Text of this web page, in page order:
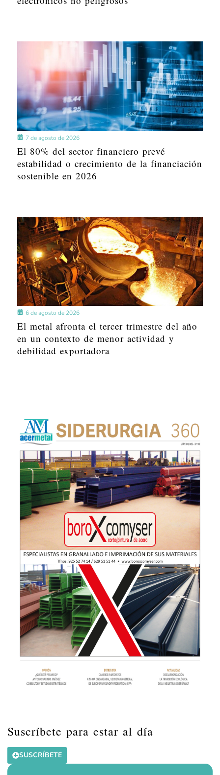
7 de agosto de 2026
El 80% del sector financiero prevé
estabilidad o crecimiento de la financiación
sostenible en 2026
6 de agosto de 2026
El metal afronta el tercer trimestre del año
en un contexto de menor actividad y
debilidad exportadora
Suscríbete para estar al día
SUSCRÍBETE